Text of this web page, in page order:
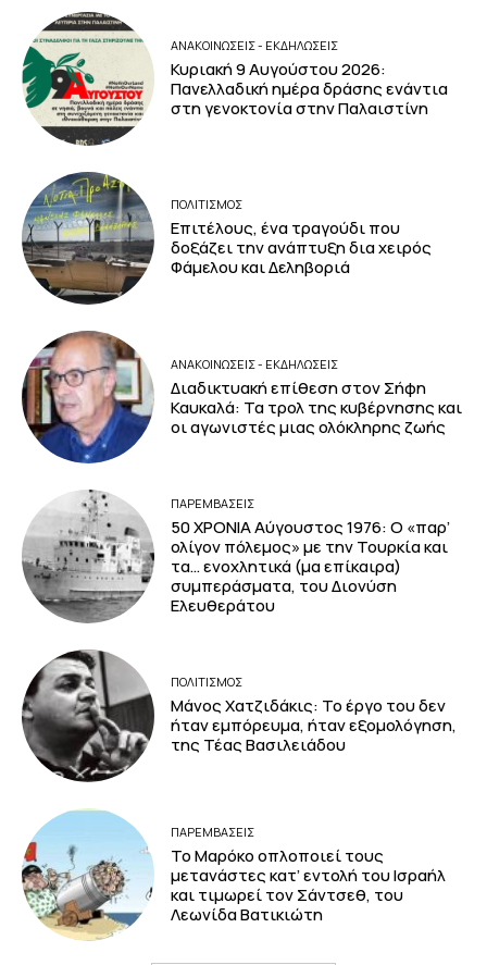
ΑΝΑΚΟΙΝΩΣΕΙΣ - ΕΚΔΗΛΩΣΕΙΣ
Κυριακή 9 Αυγούστου 2026:
Πανελλαδική ημέρα δράσης ενάντια
στη γενοκτονία στην Παλαιστίνη
ΠΟΛΙΤΙΣΜΟΣ
Επιτέλους, ένα τραγούδι που
δοξάζει την ανάπτυξη δια χειρός
Φάμελου και Δεληβοριά
ΑΝΑΚΟΙΝΩΣΕΙΣ - ΕΚΔΗΛΩΣΕΙΣ
Διαδικτυακή επίθεση στον Σήφη
Καυκαλά: Τα τρολ της κυβέρνησης και
οι αγωνιστές μιας ολόκληρης ζωής
ΠΑΡΕΜΒΑΣΕΙΣ
50 ΧΡΟΝΙΑ Αύγουστος 1976: Ο «παρ’
ολίγον πόλεμος» με την Τουρκία και
τα… ενοχλητικά (μα επίκαιρα)
συμπεράσματα, του Διονύση
Ελευθεράτου
ΠΟΛΙΤΙΣΜΟΣ
Μάνος Χατζιδάκις: Το έργο του δεν
ήταν εμπόρευμα, ήταν εξομολόγηση,
της Τέας Βασιλειάδου
ΠΑΡΕΜΒΑΣΕΙΣ
Το Μαρόκο οπλοποιεί τους
μετανάστες κατ’ εντολή του Ισραήλ
και τιμωρεί τον Σάντσεθ, του
Λεωνίδα Βατικιώτη